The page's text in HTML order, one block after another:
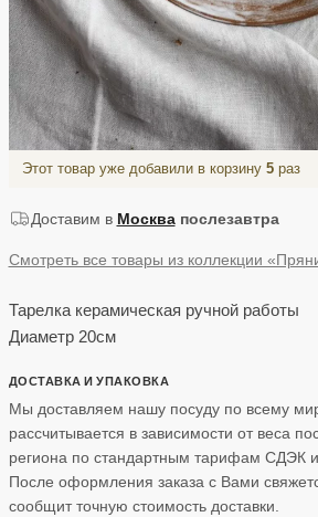
Этот товар уже добавили в корзину 5раз
Доставим в Москва послезавтра
Смотреть все товары из коллекции
Тарелка керамическая ручной работы
Диаметр 20см
ДОСТАВКА И УПАКОВКА
Мы доставляем нашу посуду по всему
рассчитывается в зависимости от веса
региона по стандартным тарифам СДЭК
После оформления заказа с Вами
сообщит точную стоимость доставки.